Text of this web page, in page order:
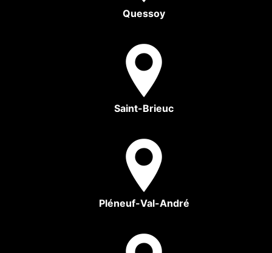
Quessoy
Saint-Brieuc
Pléneuf-Val-André